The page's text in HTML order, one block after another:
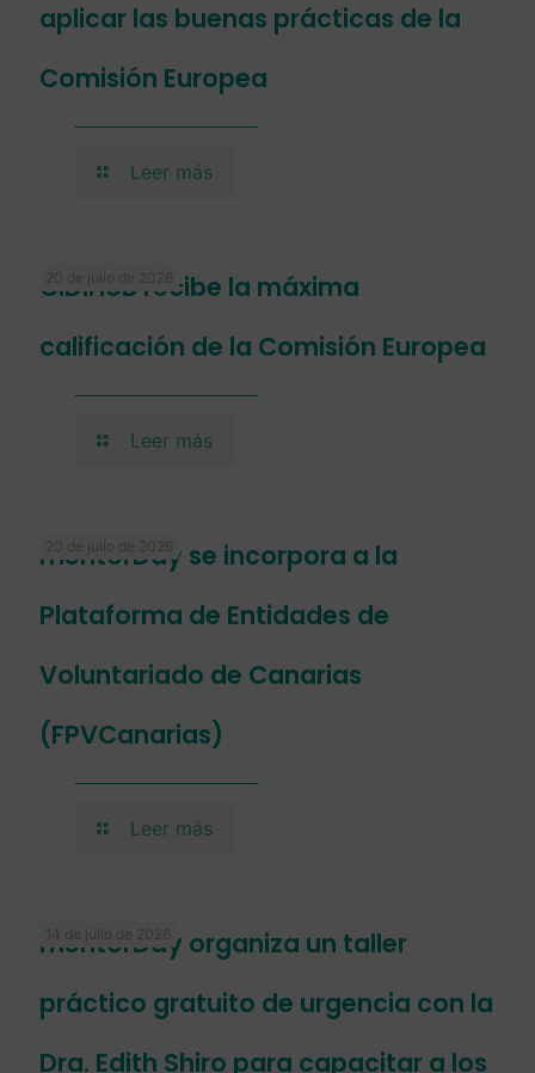
aplicar las buenas prácticas de la
Comisión Europea
Leer más
20 de julio de 2026
CIDIHUB recibe la máxima
calificación de la Comisión Europea
Leer más
20 de julio de 2026
mentorDay se incorpora a la
Plataforma de Entidades de
Voluntariado de Canarias
(FPVCanarias)
Leer más
14 de julio de 2026
mentorDay organiza un taller
práctico gratuito de urgencia con la
Dra. Edith Shiro para capacitar a los